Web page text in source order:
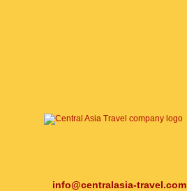
info@centralasia-travel.com